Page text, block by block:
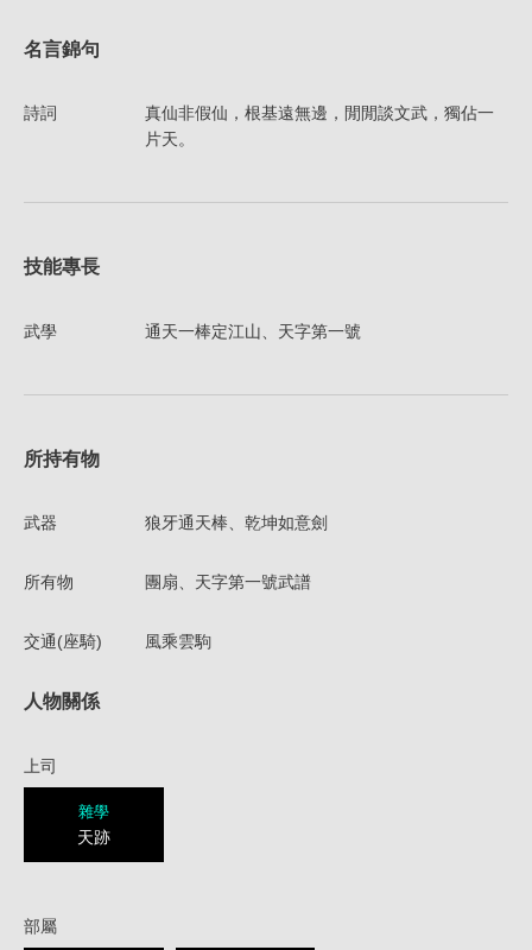
名言錦句
詩詞
真仙非假仙，根基遠無邊，閒閒談文武，獨佔一
片天。
技能專長
武學 通天一棒定江山、天字第一號
所持有物
武器 狼牙通天棒、乾坤如意劍
所有物 團扇、天字第一號武譜
交通(座騎) 風乘雲駒
人物關係
上司
雜學
天跡
部屬